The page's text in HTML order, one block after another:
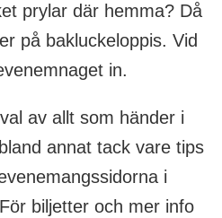
prylar där hemma? Då
på bakluckeloppis. Vid
in.
av allt som händer i
annat tack vare tips
i
biljetter och mer info